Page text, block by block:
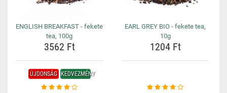
ENGLISH BREAKFAST - fekete
tea, 100g
3562 Ft
EARL GREY BIO - fekete tea,
10g
1204 Ft
ÚJDONSÁG KEDVEZMÉNY